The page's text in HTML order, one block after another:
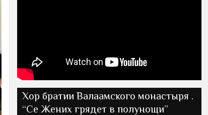
Хор братии Валаамского монастыря .
“Се Жених грядет в полунощи”